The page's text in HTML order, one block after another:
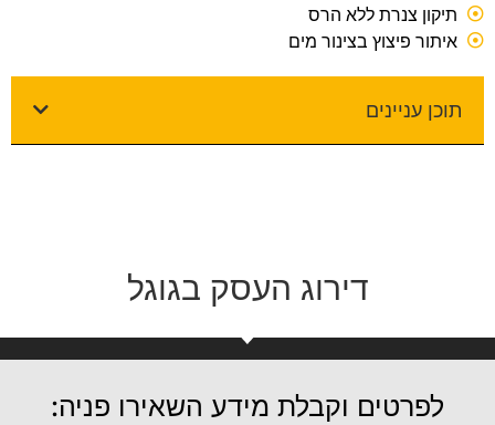
תיקון צנרת ללא הרס
איתור פיצוץ בצינור מים
תוכן עניינים
דירוג העסק בגוגל
לפרטים וקבלת מידע השאירו פניה: